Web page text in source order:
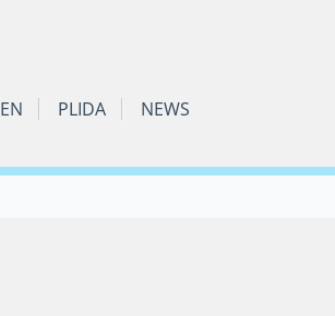
PLIDA NEWS